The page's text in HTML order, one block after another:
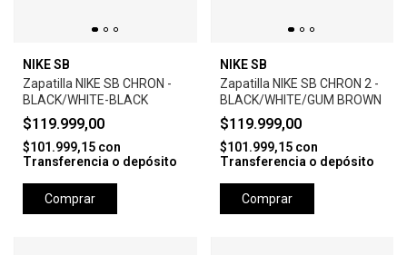
NIKE SB
Zapatilla NIKE SB CHRON -
BLACK/WHITE-BLACK
$119.999,00
$101.999,15 con
Transferencia o depósito
Comprar
NIKE SB
Zapatilla NIKE SB CHRON 2 -
BLACK/WHITE/GUM BROWN
$119.999,00
$101.999,15 con
Transferencia o depósito
Comprar